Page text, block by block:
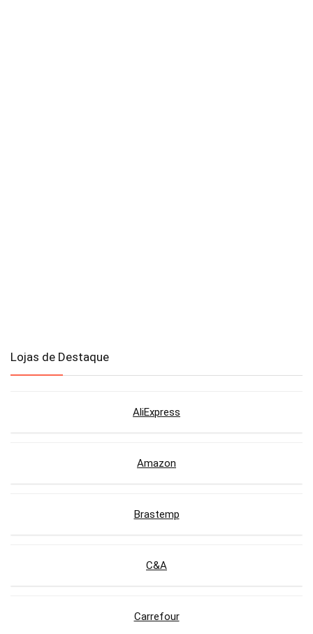
Lojas de Destaque
AliExpress
Amazon
Brastemp
C&A
Carrefour